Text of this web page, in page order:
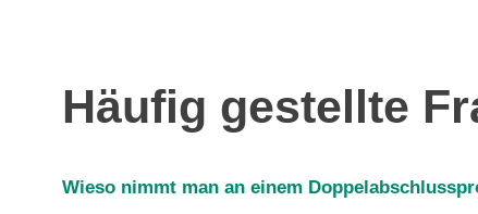
Häufig gestellte
Wieso nimmt man an einem